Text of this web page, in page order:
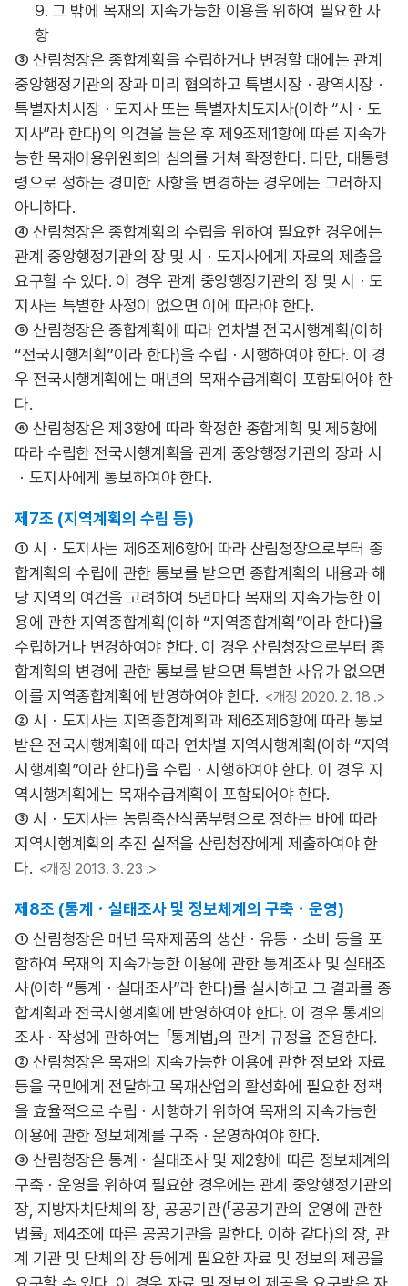
9. 그 밖에 목재의 지속가능한 이용을 위하여 필요한 사
항
③ 산림청장은 종합계획을 수립하거나 변경할 때에는 관계
중앙행정기관의 장과 미리 협의하고 특별시장ㆍ광역시장ㆍ
특별자치시장ㆍ도지사 또는 특별자치도지사(이하 “시ㆍ도
지사”라 한다)의 의견을 들은 후 제9조제1항에 따른 지속가
능한 목재이용위원회의 심의를 거쳐 확정한다. 다만, 대통령
령으로 정하는 경미한 사항을 변경하는 경우에는 그러하지
아니하다.
④ 산림청장은 종합계획의 수립을 위하여 필요한 경우에는
관계 중앙행정기관의 장 및 시ㆍ도지사에게 자료의 제출을
요구할 수 있다. 이 경우 관계 중앙행정기관의 장 및 시ㆍ도
지사는 특별한 사정이 없으면 이에 따라야 한다.
⑤ 산림청장은 종합계획에 따라 연차별 전국시행계획(이하
“전국시행계획”이라 한다)을 수립ㆍ시행하여야 한다. 이 경
우 전국시행계획에는 매년의 목재수급계획이 포함되어야 한
다.
⑥ 산림청장은 제3항에 따라 확정한 종합계획 및 제5항에
따라 수립한 전국시행계획을 관계 중앙행정기관의 장과 시
ㆍ도지사에게 통보하여야 한다.
제7조 (지역계획의 수립 등)
① 시ㆍ도지사는 제6조제6항에 따라 산림청장으로부터 종
합계획의 수립에 관한 통보를 받으면 종합계획의 내용과 해
당 지역의 여건을 고려하여 5년마다 목재의 지속가능한 이
용에 관한 지역종합계획(이하 “지역종합계획”이라 한다)을
수립하거나 변경하여야 한다. 이 경우 산림청장으로부터 종
합계획의 변경에 관한 통보를 받으면 특별한 사유가 없으면
이를 지역종합계획에 반영하여야 한다. <개정 2020. 2. 18 .>
② 시ㆍ도지사는 지역종합계획과 제6조제6항에 따라 통보
받은 전국시행계획에 따라 연차별 지역시행계획(이하 “지역
시행계획”이라 한다)을 수립ㆍ시행하여야 한다. 이 경우 지
역시행계획에는 목재수급계획이 포함되어야 한다.
③ 시ㆍ도지사는 농림축산식품부령으로 정하는 바에 따라
지역시행계획의 추진 실적을 산림청장에게 제출하여야 한
다. <개정 2013. 3. 23 .>
제8조 (통계ㆍ실태조사 및 정보체계의 구축ㆍ운영)
① 산림청장은 매년 목재제품의 생산ㆍ유통ㆍ소비 등을 포
함하여 목재의 지속가능한 이용에 관한 통계조사 및 실태조
사(이하 “통계ㆍ실태조사”라 한다)를 실시하고 그 결과를 종
합계획과 전국시행계획에 반영하여야 한다. 이 경우 통계의
조사ㆍ작성에 관하여는 「통계법」의 관계 규정을 준용한다.
② 산림청장은 목재의 지속가능한 이용에 관한 정보와 자료
등을 국민에게 전달하고 목재산업의 활성화에 필요한 정책
을 효율적으로 수립ㆍ시행하기 위하여 목재의 지속가능한
이용에 관한 정보체계를 구축ㆍ운영하여야 한다.
③ 산림청장은 통계ㆍ실태조사 및 제2항에 따른 정보체계의
구축ㆍ운영을 위하여 필요한 경우에는 관계 중앙행정기관의
장, 지방자치단체의 장, 공공기관(「공공기관의 운영에 관한
법률」 제4조에 따른 공공기관을 말한다. 이하 같다)의 장, 관
계 기관 및 단체의 장 등에게 필요한 자료 및 정보의 제공을